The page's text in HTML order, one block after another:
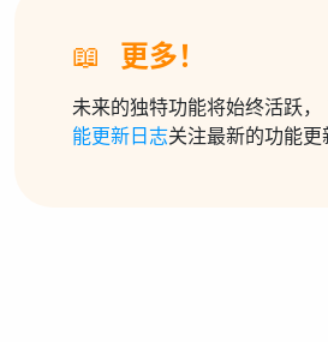
📖 更多！
未来的独特功能将始终活跃
能更新日志关注最新的功能更